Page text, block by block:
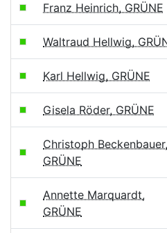
Franz Heinrich, GRÜNE
Waltraud Hellwig,
Karl Hellwig, GRÜNE
Gisela Röder, GRÜNE
Christoph Beckenbauer,
GRÜNE
Annette Marquardt,
GRÜNE